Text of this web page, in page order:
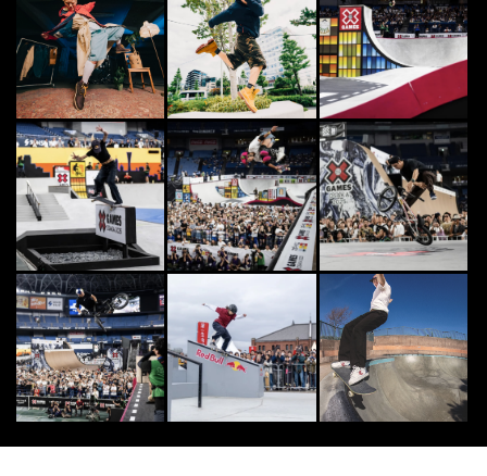
FREESTYLE
フリースタイルフットボールのトッ
ププレイヤー達が集結。「Eyes on
me 2...
2026.4.14
8 SKATE
“堀米雄斗”世界最高峰のコンテスト
を駆け抜ける次世代スケーター
2015.2.3
9
“アナスタシア・アシュリー”美女サ
ーファーの悩殺ウォームアップ！
2015.2.23
10 [PR] FREESTYLE
フリースタイルフットボールの
7
8